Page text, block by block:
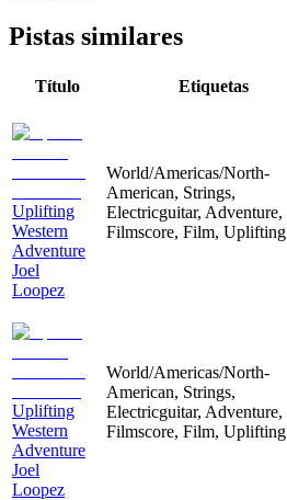
Pistas similares
Título Etiquetas
Uplifting
Western
Adventure
Joel
Loopez
World/Americas/North-
American, Strings,
Electricguitar, Adventure,
Filmscore, Film, Uplifting
Uplifting
Western
Adventure
Joel
Loopez
World/Americas/North-
American, Strings,
Electricguitar, Adventure,
Filmscore, Film, Uplifting